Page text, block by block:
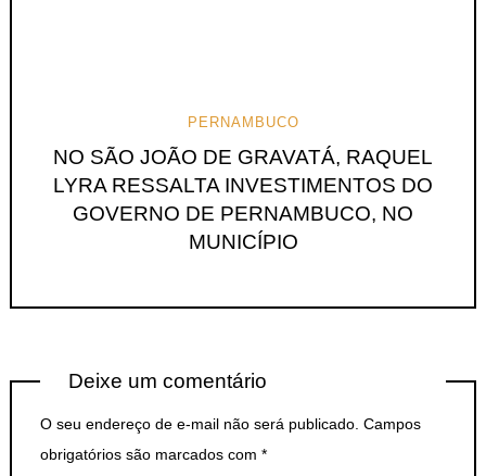
PERNAMBUCO
NO SÃO JOÃO DE GRAVATÁ, RAQUEL
LYRA RESSALTA INVESTIMENTOS DO
GOVERNO DE PERNAMBUCO, NO
MUNICÍPIO
Deixe um comentário
O seu endereço de e-mail não será publicado. Campos
obrigatórios são marcados com *